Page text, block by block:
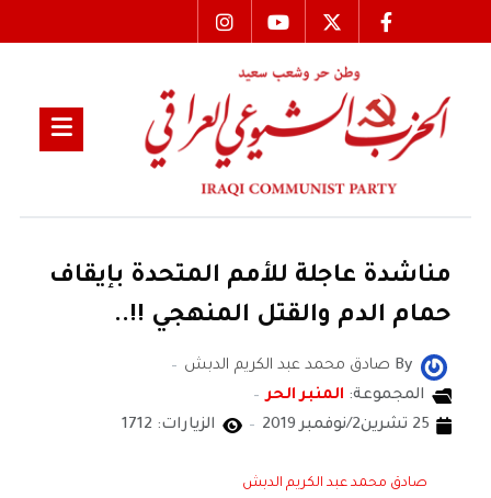
مناشدة عاجلة للأمم المتحدة بإيقاف
حمام الدم والقتل المنهجي !!..
By صادق محمد عبد الكريم الدبش
المجموعة: المنبر الحر
25 تشرين2/نوفمبر 2019
الزيارات: 1712
صادق محمد عبد الكريم الدبش